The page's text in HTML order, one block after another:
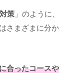
策 」のように、
さまざまに分か
合ったコースや